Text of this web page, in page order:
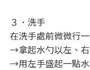
３．洗手
在洗手處前微微行
→拿起水勺以左、右
→用左手盛起一點水